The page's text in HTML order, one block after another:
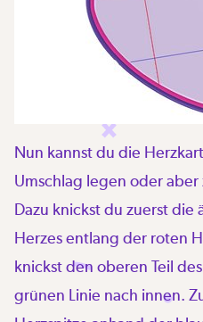
Nun kannst du die
Umschlag legen oder
Dazu knickst du zuerst die
Herzes entlang der roten
knickst den oberen Teil
grünen Linie nach innen.